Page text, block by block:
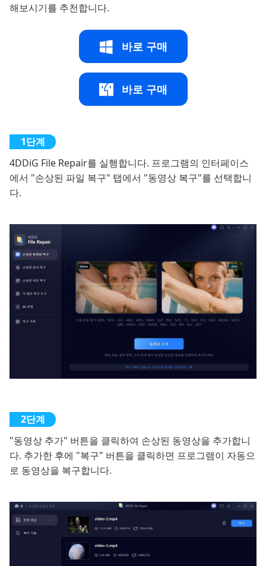
해보시기를 추천합니다.
바로 구매
바로 구매
4DDiG File Repair를 실행합니다. 프로그램의 인터페이스
에서 "손상된 파일 복구" 탭에서 "동영상 복구"를 선택합니
다.
"동영상 추가" 버튼을 클릭하여 손상된 동영상을 추가합니
다. 추가한 후에 "복구" 버튼을 클릭하면 프로그램이 자동으
로 동영상을 복구합니다.